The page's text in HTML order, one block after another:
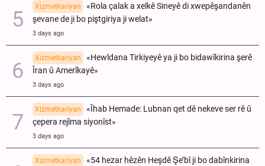
Xizmetkariyan
«Rola çalak a xelkê Sineyê di xwepêşandanên
şevane de ji bo piştgiriya ji welat»
3 days ago
Xizmetkariyan
«Hewldana Tirkiyeyê ya ji bo bidawîkirina şerê
Îran û Amerîkayê»
3 days ago
Xizmetkariyan
«Îhab Hemade: Lubnan qet dê nekeve ser rê û
çepera rejîma siyonîst»
3 days ago
Xizmetkariyan
«54 hezar hêzên Heşdê Şe’bî ji bo dabînkirina